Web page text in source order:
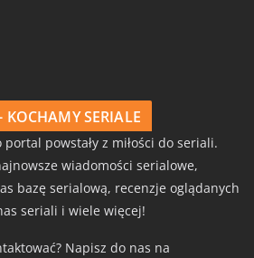
SERIALE
portal powstały z miłości do seriali.
wiadomości serialowe,
bazę serialową, recenzje oglądanych
seriali i wiele więcej!
Napisz do nas na